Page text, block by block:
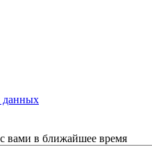
данных
с вами в ближайшее время